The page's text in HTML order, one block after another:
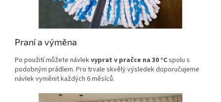
Praní a výměna
Po použití můžete návlekvyprat v pračce na 30 °Cspolu s
podobným prádlem. Pro trvale skvělý výsledek doporučujeme
návlek vyměnit každých 6 měsíců.